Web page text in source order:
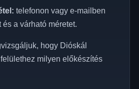
telefonon vagy e-mailben
a várható méretet.
hogy Dióskál
milyen előkészítés